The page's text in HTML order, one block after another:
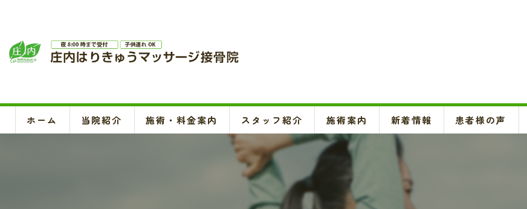
ホーム 当院紹介 施術・料金案内 スタッフ紹介 施術案内
頚椎、背骨、骨盤矯正、O脚矯正
ハイボルテージ・超音波治療、超短波治療
新着情報 患者様の声